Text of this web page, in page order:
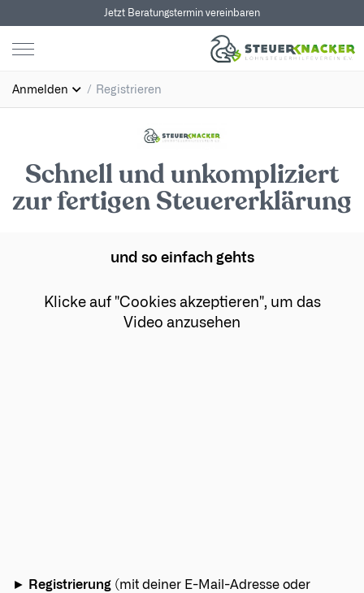
Jetzt Beratungstermin vereinbaren
Anmelden Registrieren
Schnell und unkompliziert
zur fertigen Steuererklärung
und so einfach gehts
Klicke auf "Cookies akzeptieren", um das
Video anzusehen
► Registrierung (mit deiner E-Mail-Adresse oder